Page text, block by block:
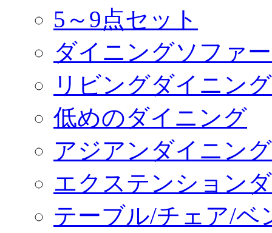
5～9点セット
ダイニングソファ
リビングダイニン
低めのダイニング
アジアンダイニング
エクステンション
テーブル/チェア/ベ